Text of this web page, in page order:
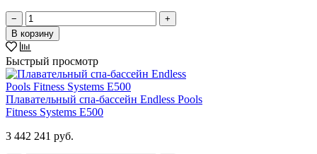
−
+
В корзину
Быстрый просмотр
Плавательный спа-бассейн Endless Pools
Fitness Systems E500
3 442 241 руб.